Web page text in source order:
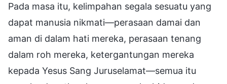
Pada masa itu, kelimpahan segala sesuatu yang
dapat manusia nikmati—perasaan damai dan
aman di dalam hati mereka, perasaan tenang
dalam roh mereka, ketergantungan mereka
kepada Yesus Sang Juruselamat—semua itu